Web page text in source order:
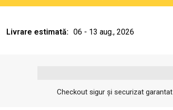
Livrare estimată: 06 - 13 aug., 2026
Checkout sigur și securizat garantat